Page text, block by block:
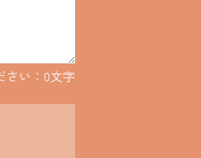
い： 0文字